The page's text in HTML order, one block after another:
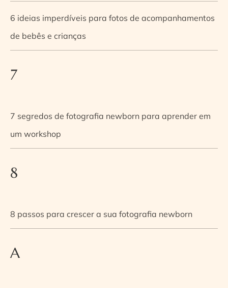
6 ideias imperdíveis para fotos de acompanhamentos
de bebês e crianças
7
7 segredos de fotografia newborn para aprender em
um workshop
8
8 passos para crescer a sua fotografia newborn
A